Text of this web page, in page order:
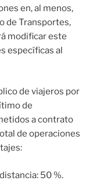
en, al menos,
de Transportes,
modificar este
específicas al
de viajeros por
de
a contrato
de operaciones
50 %.